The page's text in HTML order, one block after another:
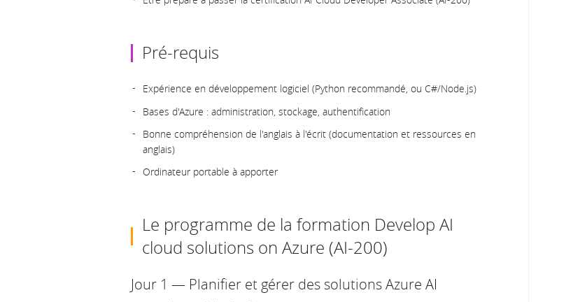
Pré-requis
Expérience en développement logiciel (Python recommandé, ou C#/Node.js)
Bases d'Azure : administration, stockage, authentification
Bonne compréhension de l'anglais à l'écrit (documentation et ressources en
anglais)
Ordinateur portable à apporter
Le programme de la formation Develop AI
cloud solutions on Azure (AI-200)
Jour 1 — Planifier et gérer des solutions Azure AI